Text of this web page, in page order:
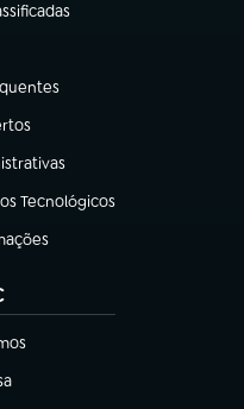
em nova aba)
aba)
Tecnológicos
aba)
aba)
nova aba)